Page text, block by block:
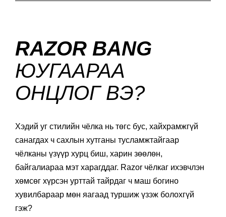
RAZOR BANG
ЮУГААРАА
ОНЦЛОГ ВЭ?
Хэдий уг стилийн чёлка нь төгс бус, хайхрамжгүй
санагдах ч сахлын хутганы тусламжтайгаар
чёлканы үзүүр хурц биш, харин зөөлөн,
байгалиараа мэт харагддаг. Razor чёлкаг ихэвчлэн
хөмсөг хүрсэн урттай тайрдаг ч маш богино
хувилбараар мөн яагаад туршиж үзэж болохгүй
гэж?